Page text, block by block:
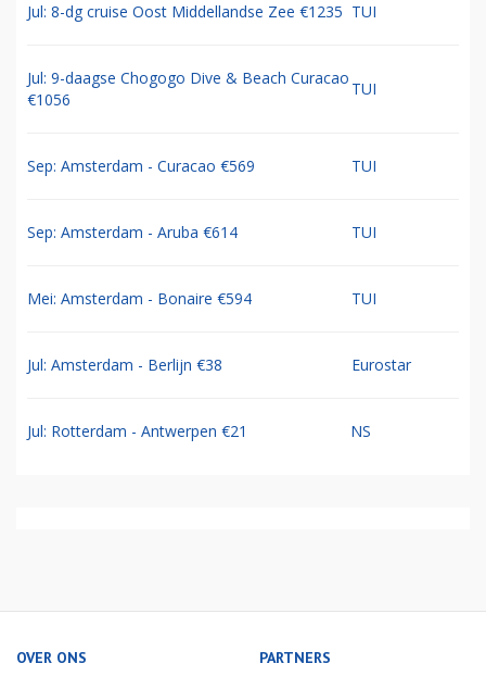
Jul: 8-dg cruise Oost Middellandse Zee €1235 TUI
Jul: 9-daagse Chogogo Dive & Beach Curacao
€1056
TUI
Sep: Amsterdam - Curacao €569 TUI
Sep: Amsterdam - Aruba €614 TUI
Mei: Amsterdam - Bonaire €594 TUI
Jul: Amsterdam - Berlijn €38 Eurostar
Jul: Rotterdam - Antwerpen €21 NS
OVER ONS PARTNERS